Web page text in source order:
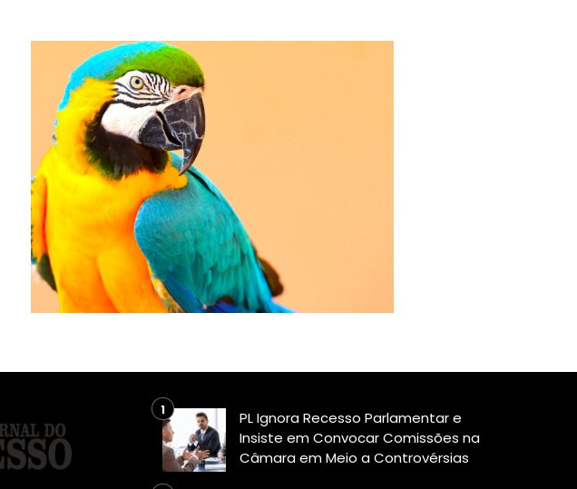
PL Ignora Recesso Parlamentar e
Insiste em Convocar Comissões na
Câmara em Meio a Controvérsias